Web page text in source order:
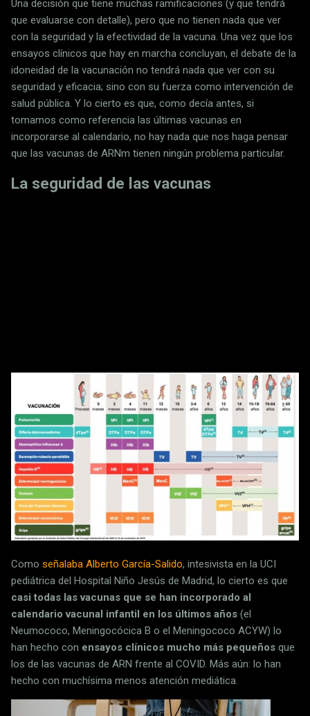
Una decisión que tiene muchas ramificaciones (y que tendrá
que evaluarse con detalle), pero que no tienen nada que ver
con la seguridad y la efectividad de la vacuna. Una vez que los
ensayos clínicos que hay en marcha concluyan, el debate de la
idoneidad de la vacunación no tendrá nada que ver con su
seguridad y eficacia; sino con su fuerza como intervención de
salud pública. Y lo cierto es que, como decía antes, si
tomamos como referencia las últimas vacunas en
incorporarse al calendario, no hay nada que nos haga pensar
que las vacunas de ARNm tienen ningún problema particular.
La seguridad de las vacunas
Como señalaba Alberto García-Salido, intesivista en la UCI
pediátrica del Hospital Niño Jesús de Madrid, lo cierto es que
casi todas las vacunas que se han incorporado al
calendario vacunal infantil en los últimos años (el
Neumococo, Meningocócica B o el Meningococo ACYW) lo
han hecho con ensayos clínicos mucho más pequeños que
los de las vacunas de ARN frente al COVID. Más aún: lo han
hecho con muchísima menos atención mediática.